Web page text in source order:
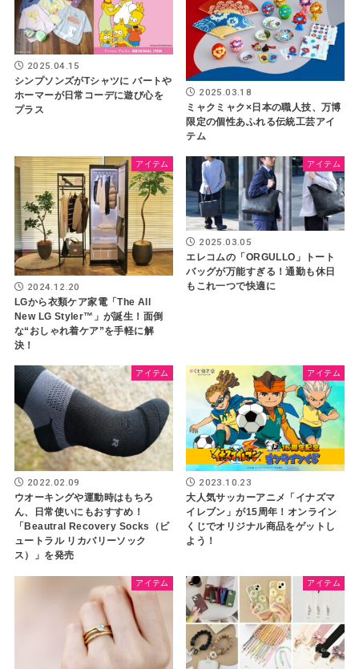
2025.04.15
シンプソンズがTシャツに バートや
ホーマーが日常コーデに遊び心を
プラス
2025.03.18
ミャクミャク×日本の職人技、万博
限定の個性あふれる伝統工芸アイ
テム
アイテム
2024.12.20
LGから衣類ケア家電「The All
New LG Styler™」が誕生！面倒
な“おしゃれ着ケア”を手軽に解
決！
アイテム
2025.03.05
エレコムの「ORGULLO」トート
バッグが万能すぎる！通勤も休日
もこれ一つで快適に
アイテム
2022.02.09
ウオーキングや運動時はもちろ
ん、日常使いにもおすすめ！
「Beautral Recovery Socks（ビ
ュートラル リカバリーソック
ス）」を発売
アイテム
2023.10.23
大人気サッカーアニメ「イナズマ
イレブン」が15周年！オンライン
くじでオリジナル商品をゲットし
よう！
アイテム アイテム